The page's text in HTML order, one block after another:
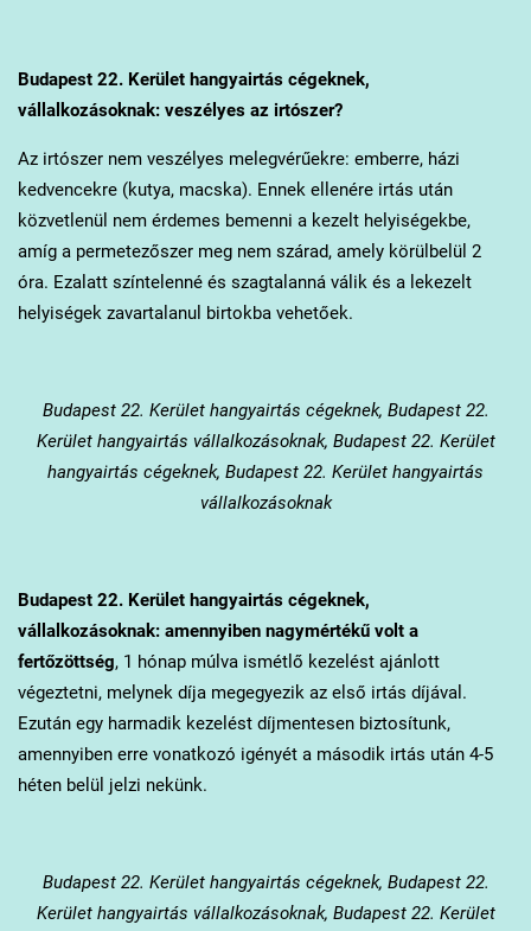
Budapest 22. Kerülethangyairtás cégeknek,
vállalkozásoknak: veszélyes az irtószer?
Az irtószer nem veszélyes melegvérűekre: emberre, házi
kedvencekre (kutya, macska). Ennek ellenére irtás után
közvetlenül nem érdemes bemenni a kezelt helyiségekbe,
amíg a permetezőszer meg nem szárad, amely körülbelül 2
óra. Ezalatt színtelenné és szagtalanná válik és a lekezelt
helyiségek zavartalanul birtokba vehetőek.
Budapest 22. Kerülethangyairtás cégeknek, Budapest 22.
Kerület hangyairtás vállalkozásoknak, Budapest 22. Kerület
hangyairtás cégeknek, Budapest 22. Kerület hangyairtás
vállalkozásoknak
Budapest 22. Kerülethangyairtás cégeknek,
vállalkozásoknak: amennyiben nagymértékű volt a
fertőzöttség, 1 hónap múlva ismétlő kezelést ajánlott
végeztetni, melynek díja megegyezik az első irtás díjával.
Ezután egy harmadik kezelést díjmentesen biztosítunk,
amennyiben erre vonatkozó igényét a második irtás után 4-5
héten belül jelzi nekünk.
Budapest 22. Kerülethangyairtás cégeknek, Budapest 22.
Kerület hangyairtás vállalkozásoknak, Budapest 22. Kerület